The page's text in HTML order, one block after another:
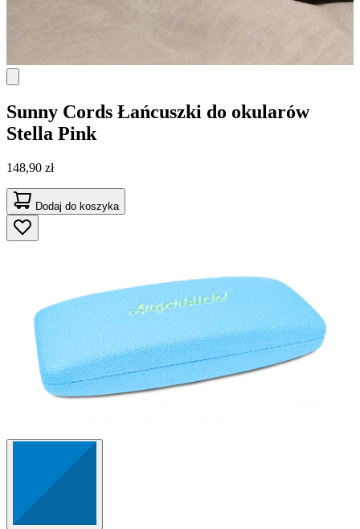
Sunny Cords Łańcuszki do okularów
Stella Pink
148,90 zł
Dodaj do koszyka